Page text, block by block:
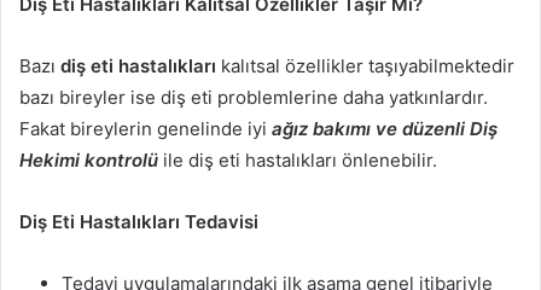
Diş Eti Hastalıkları Kalıtsal Özellikler Taşır Mı?
Bazı diş eti hastalıkları kalıtsal özellikler taşıyabilmektedir
bazı bireyler ise diş eti problemlerine daha yatkınlardır.
Fakat bireylerin genelinde iyi ağız bakımı ve düzenli Diş
Hekimi kontrolü ile diş eti hastalıkları önlenebilir.
Diş Eti Hastalıkları Tedavisi
Tedavi uygulamalarındaki ilk aşama genel itibariyle